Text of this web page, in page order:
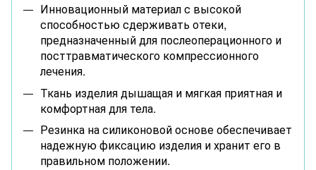
Инновационный материал с высокой
способностью сдерживать отеки,
предназначенный для послеоперационного и
посттравматического компрессионного
лечения.
Ткань изделия дышащая и мягкая приятная и
комфортная для тела.
Резинка на силиконовой основе обеспечивает
надежную фиксацию изделия и хранит его в
правильном положении.